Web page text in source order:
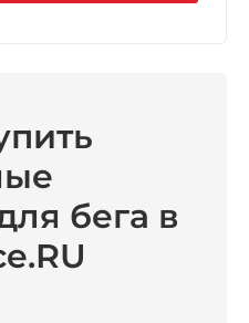
бега в